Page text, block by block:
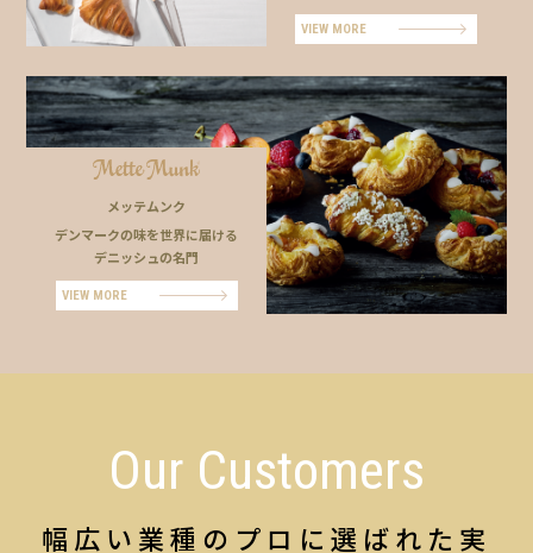
VIEW MORE
メッテムンク
デンマークの味を世界に届ける
デニッシュの名門
VIEW MORE
Our Customers
幅広い業種のプロに選ばれた実